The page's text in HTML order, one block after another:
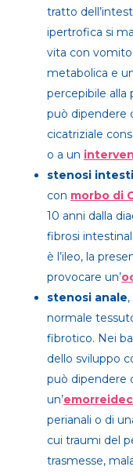
tratto
ipertrofica si
vita con vomito
metabolica e
percepibile alla
può dipendere
cicatriziale
o a un
stenosi
con morbo di
10 anni dalla
fibrosi
è l’ileo, la
provocare un’
stenosi anale
normale
fibrotico. Nei
dello sviluppo
può dipendere
un’
perianali o di
cui traumi del
trasmesse,